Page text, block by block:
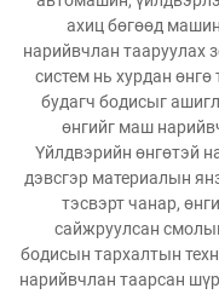
ахиц бөгөөд
нарийвчлан тааруулах
систем нь хурдан
будагч бодисыг
өнгийг маш
Үйлдвэрийн өнгөтэй
дэвсгэр материалын
тэсвэрт чанар,
сайжруулсан
бодисын тархалтын
нарийвчлан таарсан